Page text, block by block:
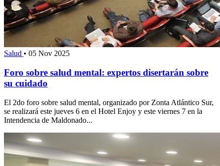
Salud • 05 Nov 2025
Foro sobre salud mental: expertos disertarán sobre
su cuidado
El 2do foro sobre salud mental, organizado por Zonta Atlántico Sur,
se realizará este jueves 6 en el Hotel Enjoy y este viernes 7 en la
Intendencia de Maldonado...